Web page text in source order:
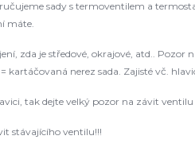
sady s termoventilem a
máte.
zda je středové, okrajové, atd..
nerez sada. Zajisté vč.
tak dejte velký pozor na závit
stávajícího ventilu!!!